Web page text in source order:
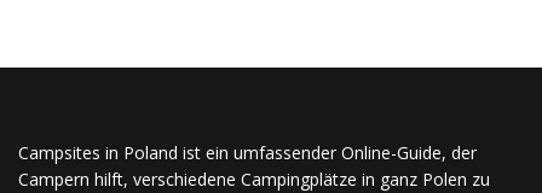
Campsites in Poland ist ein umfassender Online-Guide, der
Campern hilft, verschiedene Campingplätze in ganz Polen zu